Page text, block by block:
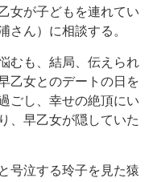
女が子どもを連れてい
さん）に相談する。
むも、結局、伝えられ
乙女とのデートの日を
ごし、幸せの絶頂にい
、早乙女が隠していた
号泣する玲子を見た猿